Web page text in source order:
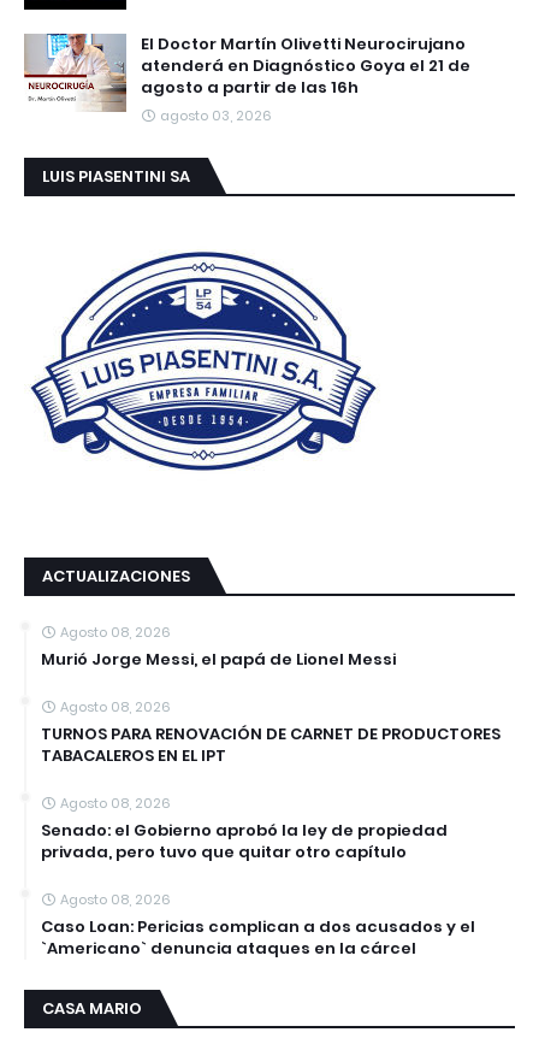
El Doctor Martín Olivetti Neurocirujano
atenderá en Diagnóstico Goya el 21 de
agosto a partir de las 16h
agosto 03, 2026
LUIS PIASENTINI SA
ACTUALIZACIONES
Agosto 08, 2026
Murió Jorge Messi, el papá de Lionel Messi
Agosto 08, 2026
TURNOS PARA RENOVACIÓN DE CARNET DE PRODUCTORES
TABACALEROS EN EL IPT
Agosto 08, 2026
Senado: el Gobierno aprobó la ley de propiedad
privada, pero tuvo que quitar otro capítulo
Agosto 08, 2026
Caso Loan: Pericias complican a dos acusados y el
`Americano` denuncia ataques en la cárcel
CASA MARIO